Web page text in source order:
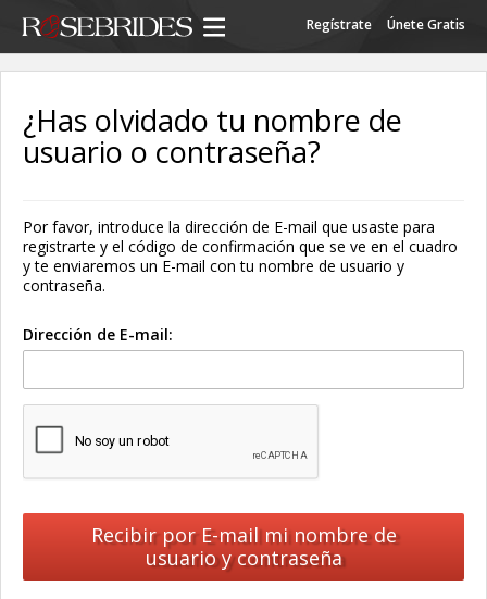
Regístrate Únete Gratis
¿Has olvidado tu nombre de
usuario o contraseña?
Por favor, introduce la dirección de E-mail que usaste para
registrarte y el código de confirmación que se ve en el cuadro
y te enviaremos un E-mail con tu nombre de usuario y
contraseña.
Dirección de E-mail: